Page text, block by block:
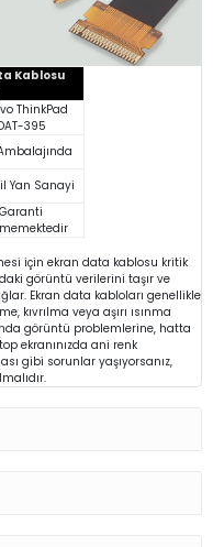
Kablosu
ThinkPad
395
Yan Sanayi
Garanti
için ekran data kablosu kritik
görüntü verilerini taşır ve
Ekran data kabloları genellikle
kıvrılma veya aşırı ısınma
görüntü problemlerine, hatta
ekranınızda ani renk
gibi sorunlar yaşıyorsanız,